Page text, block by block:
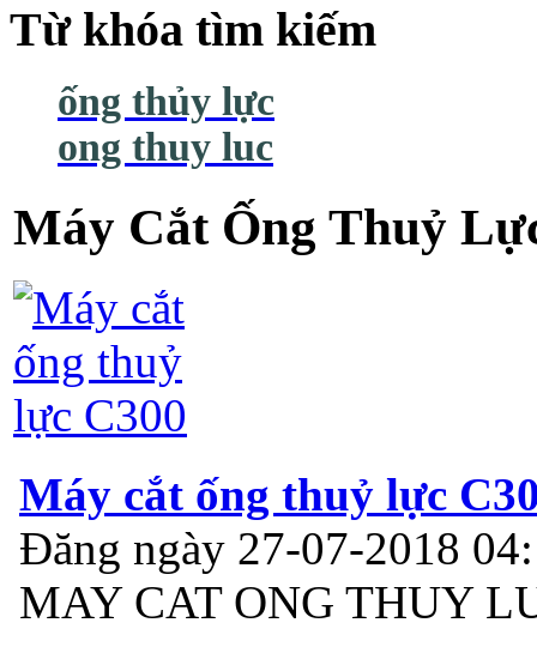
Từ khóa tìm kiếm
ống thủy lực
ong thuy luc
Máy Cắt Ống Thuỷ
Máy cắt ống thuỷ lực
Đăng ngày 27-07-2018
MAY CAT ONG THUY